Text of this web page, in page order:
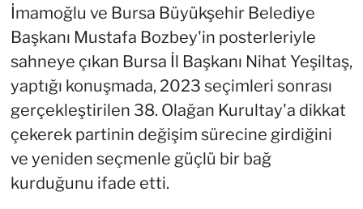
İmamoğlu ve Bursa Büyükşehir Belediye
Başkanı Mustafa Bozbey'in posterleriyle
sahneye çıkan Bursa İl Başkanı Nihat Yeşiltaş,
yaptığı konuşmada, 2023 seçimleri sonrası
gerçekleştirilen 38. Olağan Kurultay'a dikkat
çekerek partinin değişim sürecine girdiğini
ve yeniden seçmenle güçlü bir bağ
kurduğunu ifade etti.